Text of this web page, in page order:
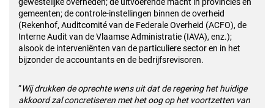
gemeenten; de controle-instellingen binnen de overheid
(Rekenhof, Auditcomité van de Federale Overheid (ACFO), de
Interne Audit van de Vlaamse Administratie (IAVA), enz.);
alsook de interveniënten van de particuliere sector en in het
bijzonder de accountants en de bedrijfsrevisoren.
“Wij drukken de oprechte wens uit dat de regering het huidige
akkoord zal concretiseren met het oog op het voortzetten van